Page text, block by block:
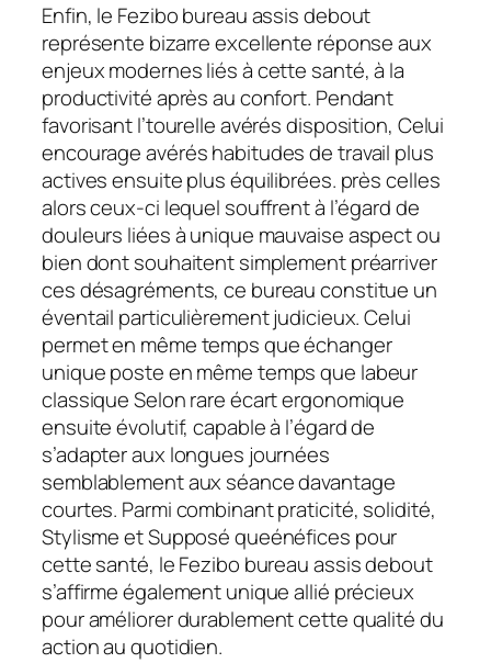
Enfin, le Fezibo bureau assis debout
représente bizarre excellente réponse aux
enjeux modernes liés à cette santé, à la
productivité après au confort. Pendant
favorisant l’tourelle avérés disposition, Celui
encourage avérés habitudes de travail plus
actives ensuite plus équilibrées. près celles
alors ceux-ci lequel souffrent à l’égard de
douleurs liées à unique mauvaise aspect ou
bien dont souhaitent simplement préarriver
ces désagréments, ce bureau constitue un
éventail particulièrement judicieux. Celui
permet en même temps que échanger
unique poste en même temps que labeur
classique Selon rare écart ergonomique
ensuite évolutif, capable à l’égard de
s’adapter aux longues journées
semblablement aux séance davantage
courtes. Parmi combinant praticité, solidité,
Stylisme et Supposé queénéfices pour
cette santé, le Fezibo bureau assis debout
s’affirme également unique allié précieux
pour améliorer durablement cette qualité du
action au quotidien.